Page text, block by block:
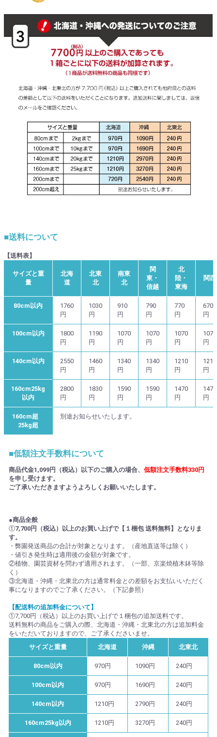
■送料について
【送料表】
サイズと重
量
北海
道
北東
北
南東
北
関
東・
信越
北
陸・
東海
関西
80cm以内
1760
円
1030
円
910
円
790
円
770
円
670
円
100cm以内
1800
円
1190
円
1070
円
1070
円
1070
円
1070
円
140cm以内
2550
円
1460
円
1340
円
1340
円
1210
円
1210
円
160cm25kg
以内
2800
円
1830
円
1590
円
1590
円
1470
円
1470
円
160cm超
25kg超
別途お知らせいたします。
■低額注文手数料について
商品代金1,099円（税込）以下のご購入の場合、 低額注文手数料330円
を申し受けます。
ご了承いただきますようよろしくお願いいたします。
●商品全般
①7,700円（税込）以上のお買い上げで【１梱包 送料無料】となりま
す。
・弊園発送商品の合計が対象となります。（産地直送等は除く）
・値引き発生時は適用後の金額が対象です。
②植物、園芸資材を問わず適用されます。（一部、京楽焼植木鉢等除
く）
③北海道・沖縄・北東北の方は通常料金との差額をお支払いいただく
事になりますのでご了承ください。（下記参照）
【配送料の追加料金について】
①7,700円（税込）以上のお買い上げで１梱包の追加送料です。
送料無料の商品をご購入の際、北海道・沖縄・北東北の方は追加料金
をいただいておりますので、ご了承くださいませ。
サイズと重量
北海道 沖縄 北東北
80cm以内 970円 1090円 240円
100cm以内 970円 1690円 240円
140cm以内 1210円 2790円 240円
160cm25kg以内 1210円 3270円 240円